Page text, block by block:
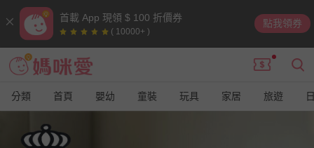
首載 App 現領 $ 100 折價券
( 10000+ )
點我領券
分類 首頁 嬰幼 童裝 玩具 家居 旅遊